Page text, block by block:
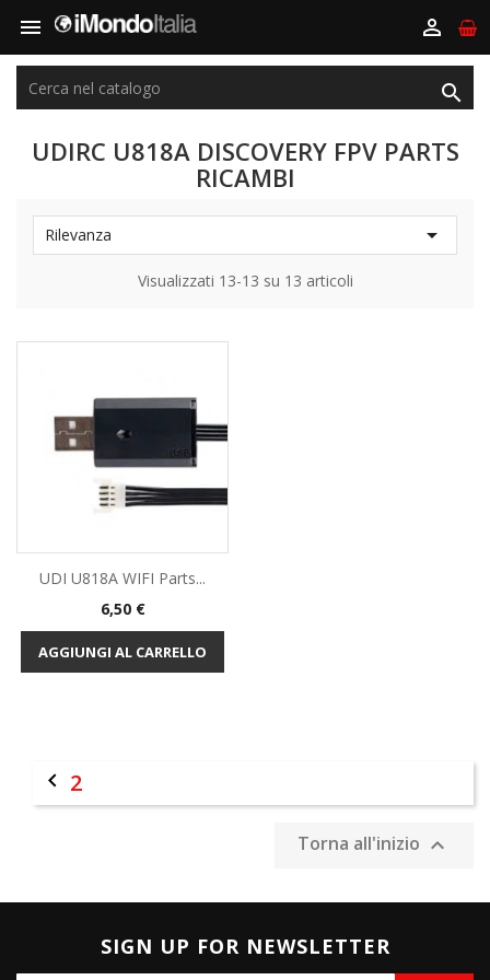
 

UDIRC U818A DISCOVERY FPV PARTS
RICAMBI
Rilevanza 
Visualizzati 13-13 su 13 articoli
UDI U818A WIFI Parts...
Prezzo
6,50 €
AGGIUNGI AL CARRELLO
 2
Torna all'inizio 
SIGN UP FOR NEWSLETTER